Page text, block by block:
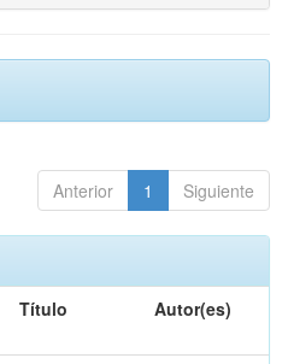
Anterior 1 Siguiente
Título Autor(es)